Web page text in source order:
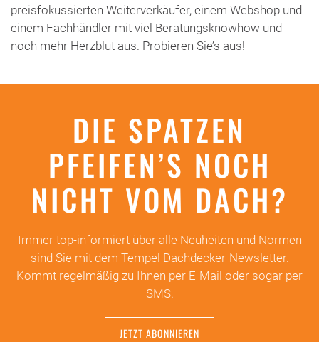
preisfokussierten Weiterverkäufer, einem Webshop und
einem Fachhändler mit viel Beratungsknowhow und
noch mehr Herzblut aus. Probieren Sie’s aus!
DIE SPATZEN
PFEIFEN’S NOCH
NICHT VOM DACH?
Immer top-informiert über alle Neuheiten und Normen
sind Sie mit dem Tempel Dachdecker-Newsletter.
Kommt regelmäßig zu Ihnen per E-Mail oder sogar per
SMS.
JETZT ABONNIEREN